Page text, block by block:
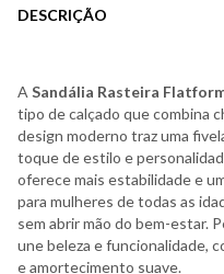
DESCRIÇÃO
A Sandália Rasteira
tipo de calçado que combina
design moderno traz uma
toque de estilo e
oferece mais estabilidade e
para mulheres de todas as
sem abrir mão do bem-estar.
une beleza e funcionalidade,
e amortecimento suave.